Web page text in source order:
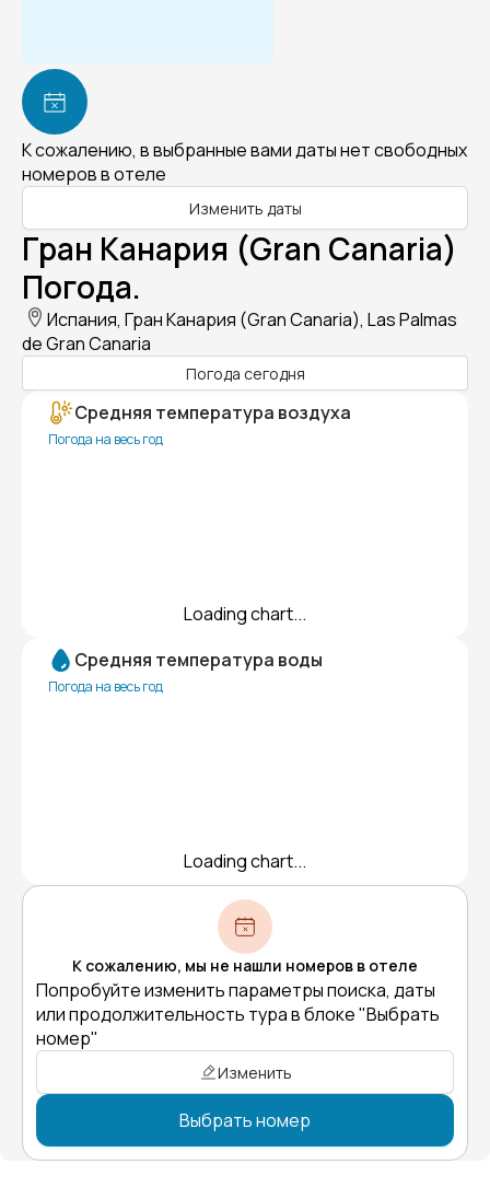
К сожалению, в выбранные вами даты нет свободных
номеров в отеле
Изменить даты
Гран Канария (Gran Canaria)
Погода.
Испания, Гран Канария (Gran Canaria), Las Palmas
de Gran Canaria
Погода сегодня
Средняя температура воздуха
Погода на весь год
Loading chart...
Средняя температура воды
Погода на весь год
Loading chart...
К сожалению, мы не нашли номеров в отеле
Попробуйте изменить параметры поиска, даты
или продолжительность тура в блоке "Выбрать
номер"
Изменить
Выбрать номер